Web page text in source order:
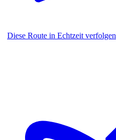
Diese Route in Echtzeit verfolgen